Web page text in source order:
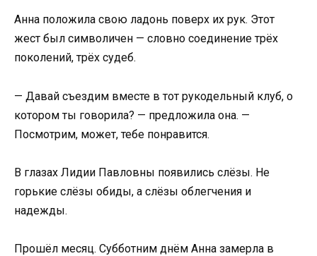
Анна положила свою ладонь поверх их рук. Этот
жест был символичен — словно соединение трёх
поколений, трёх судеб.
— Давай съездим вместе в тот рукодельный клуб, о
котором ты говорила? — предложила она. —
Посмотрим, может, тебе понравится.
В глазах Лидии Павловны появились слёзы. Не
горькие слёзы обиды, а слёзы облегчения и
надежды.
Прошёл месяц. Субботним днём Анна замерла в